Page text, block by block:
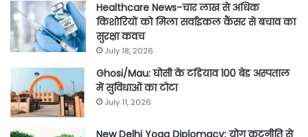
Healthcare News-चार लाख से अधिक
किशोरियों को मिला सर्वाइकल कैंसर से बचाव का
सुरक्षा कवच
July 18, 2026
Ghosi/Mau: घोसी के टडियाव 100 बेड अस्पताल
में सुविधाओं का टोटा
July 11, 2026